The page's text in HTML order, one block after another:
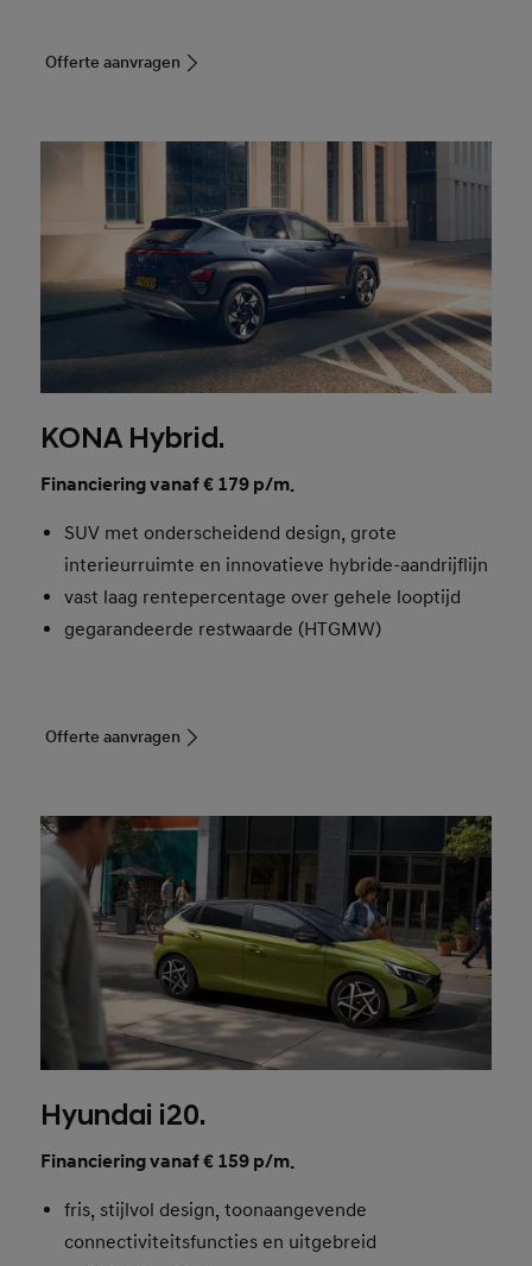
Offerte aanvragen
KONA Hybrid.
Financiering vanaf € 179 p/m.
SUV met onderscheidend design, grote
interieurruimte en innovatieve hybride-aandrijflijn
vast laag rentepercentage over gehele looptijd
gegarandeerde restwaarde (HTGMW)
Offerte aanvragen
Hyundai i20.
Financiering vanaf € 159 p/m.
fris, stijlvol design, toonaangevende
connectiviteitsfuncties en uitgebreid